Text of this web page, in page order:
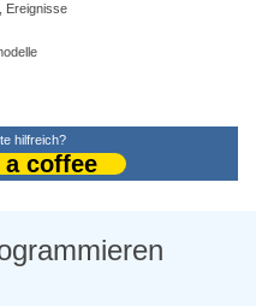
Ereignisse
hilfreich?
a coffee